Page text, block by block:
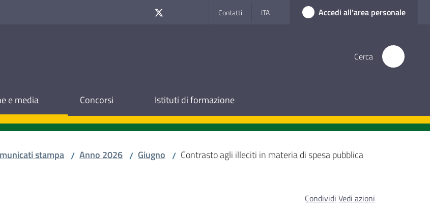
Contatti ITA Accedi all'area personale
Cerca
e media Concorsi Istituti di formazione
stampa / Anno 2026 / Giugno / Contrasto agli illeciti in materia di spesa pubblica
Condividi Vedi azioni